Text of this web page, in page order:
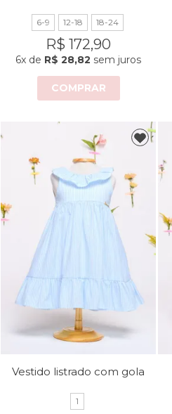
6-9 12-18 18-24
R$ 172,90
6x de R$ 28,82 sem juros
COMPRAR
Vestido listrado com gola
1